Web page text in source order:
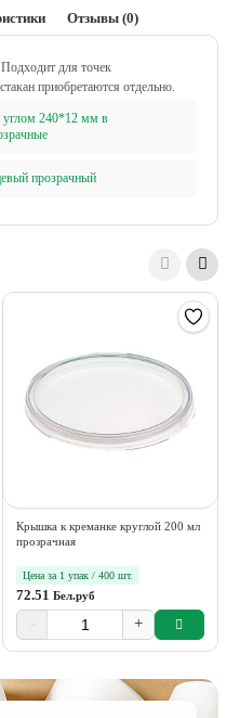
Отзывы (0)
для точек
приобретаются отдельно.
240*12 мм в
прозрачный
Крышка к креманке круглой 200 мл
прозрачная
Цена за 1 упак / 400 шт.
72.51 Бел.руб
- +